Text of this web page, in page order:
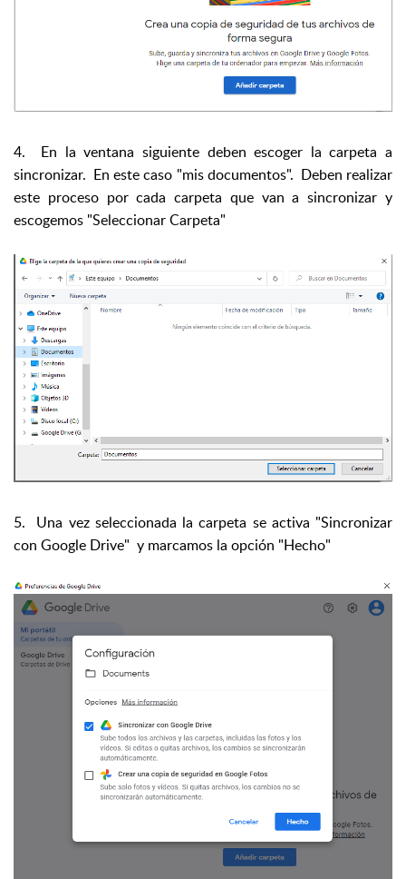
4. En la ventana siguiente deben escoger la carpeta a
sincronizar. En este caso "mis documentos". Deben realizar
este proceso por cada carpeta que van a sincronizar y
escogemos "Seleccionar Carpeta"
5. Una vez seleccionada la carpeta se activa "Sincronizar
con Google Drive" y marcamos la opción "Hecho"